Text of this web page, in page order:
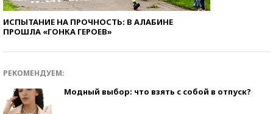
ИСПЫТАНИЕ НА ПРОЧНОСТЬ: В АЛАБИНЕ
ПРОШЛА «ГОНКА ГЕРОЕВ»
РЕКОМЕНДУЕМ:
Модный выбор: что взять с собой в отпуск?